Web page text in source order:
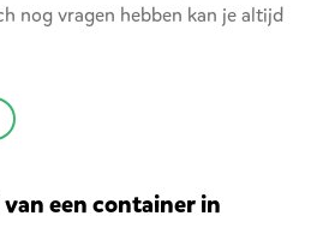
nog vragen hebben kan je altijd
een container in